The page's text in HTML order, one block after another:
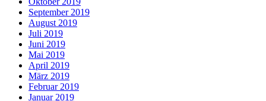
September 2019
August 2019
Juli 2019
Juni 2019
Mai 2019
April 2019
März 2019
Februar 2019
Januar 2019